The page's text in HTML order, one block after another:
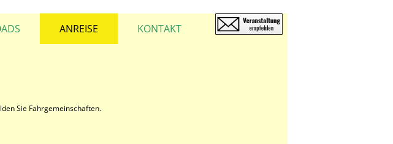
ANREISE KONTAKT
Sie Fahrgemeinschaften.